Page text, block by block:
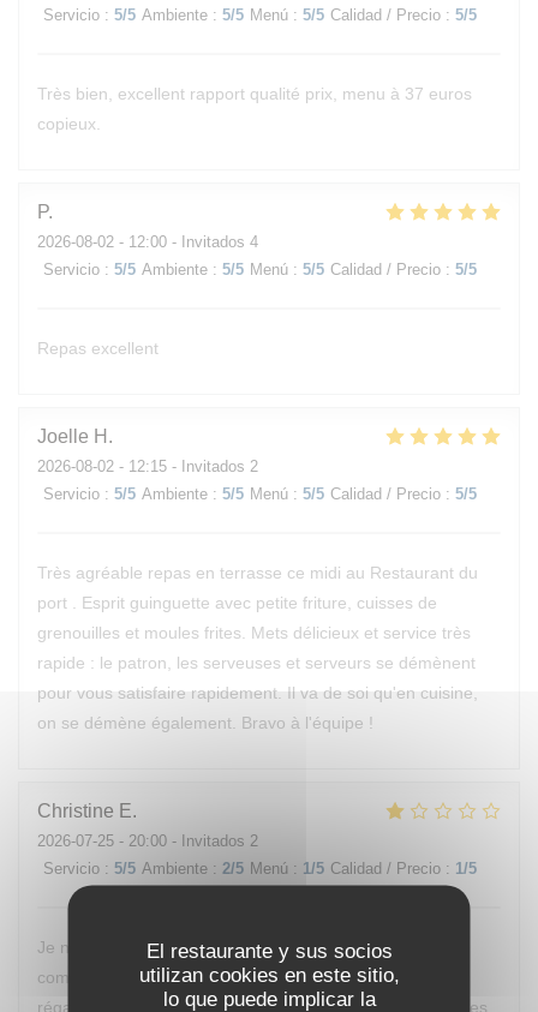
El restaurante y sus socios
utilizan cookies en este sitio,
lo que puede implicar la
Servicio : 5/5 Ambiente : 5/5 Menú : 5/5 Calidad / Precio : 5/5
Très bien, excellent rapport qualité prix, menu à 37 euros
copieux.
P
2026-08-02 - 12:00 - Invitados 4
Servicio : 5/5 Ambiente : 5/5 Menú : 5/5 Calidad / Precio : 5/5
Repas excellent
Joelle H
2026-08-02 - 12:15 - Invitados 2
Servicio : 5/5 Ambiente : 5/5 Menú : 5/5 Calidad / Precio : 5/5
Très agréable repas en terrasse ce midi au Restaurant du
port . Esprit guinguette avec petite friture, cuisses de
grenouilles et moules frites. Mets délicieux et service très
rapide : le patron, les serveuses et serveurs se démènent
pour vous satisfaire rapidement. Il va de soi qu'en cuisine,
on se démène également. Bravo à l'équipe !
Christine E
2026-07-25 - 20:00 - Invitados 2
Servicio : 5/5 Ambiente : 2/5 Menú : 1/5 Calidad / Precio : 1/5
Je ne reviendrai pas manger chez vous, nous avons
commandé des moules, nous ne sommes vraiment pas
régalés, pas mieux qu’à la cantine. D’ailleurs nous sommes